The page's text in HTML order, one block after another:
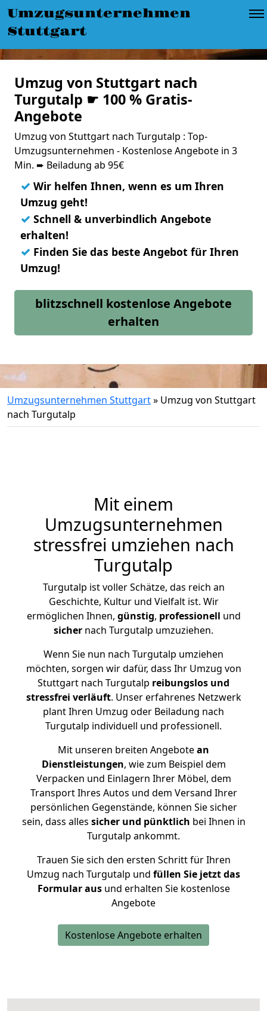
Umzugsunternehmen
Stuttgart
Umzug von Stuttgart nach
Turgutalp ☛ 100 % Gratis-
Angebote
Umzug von Stuttgart nach Turgutalp : Top-
Umzugsunternehmen - Kostenlose Angebote in 3
Min. ➨ Beiladung ab 95€
✓ Wir helfen Ihnen, wenn es um Ihren
Umzug geht!
✓ Schnell & unverbindlich Angebote
erhalten!
✓ Finden Sie das beste Angebot für Ihren
Umzug!
blitzschnell kostenlose Angebote
erhalten
Umzugsunternehmen Stuttgart» Umzug von Stuttgart
nach Turgutalp
Mit einem
Umzugsunternehmen
stressfrei umziehen nach
Turgutalp
Turgutalp ist voller Schätze, das reich an
Geschichte, Kultur und Vielfalt ist. Wir
ermöglichen Ihnen, günstig, professionell und
sicher nach Turgutalp umzuziehen.
Wenn Sie nun nach Turgutalp umziehen
möchten, sorgen wir dafür, dass Ihr Umzug von
Stuttgart nach Turgutalp reibungslos und
stressfrei verläuft. Unser erfahrenes Netzwerk
plant Ihren Umzug oder Beiladung nach
Turgutalp individuell und professionell.
Mit unseren breiten Angebotean
Dienstleistungen, wie zum Beispiel dem
Verpacken und Einlagern Ihrer Möbel, dem
Transport Ihres Autos und dem Versand Ihrer
persönlichen Gegenstände, können Sie sicher
sein, dass alles sicher und pünktlich bei Ihnen in
Turgutalp ankommt.
Trauen Sie sich den ersten Schritt für Ihren
Umzug nach Turgutalp und füllen Sie jetzt das
Formular ausund erhalten Sie kostenlose
Angebote
Kostenlose Angebote erhalten